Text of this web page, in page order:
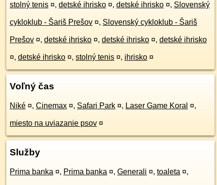
stolný tenis ¤, detské ihrisko ¤, detské ihrisko ¤, Slovenský
cykloklub - Šariš Prešov ¤, Slovenský cykloklub - Šariš
Prešov ¤, detské ihrisko ¤, detské ihrisko ¤, detské ihrisko
¤, detské ihrisko ¤, stolný tenis ¤, ihrisko ¤
Voľný čas
Niké ¤, Cinemax ¤, Safari Park ¤, Laser Game Koral ¤,
miesto na uviazanie psov ¤
Služby
Prima banka ¤, Prima banka ¤, Generali ¤, toaleta ¤,